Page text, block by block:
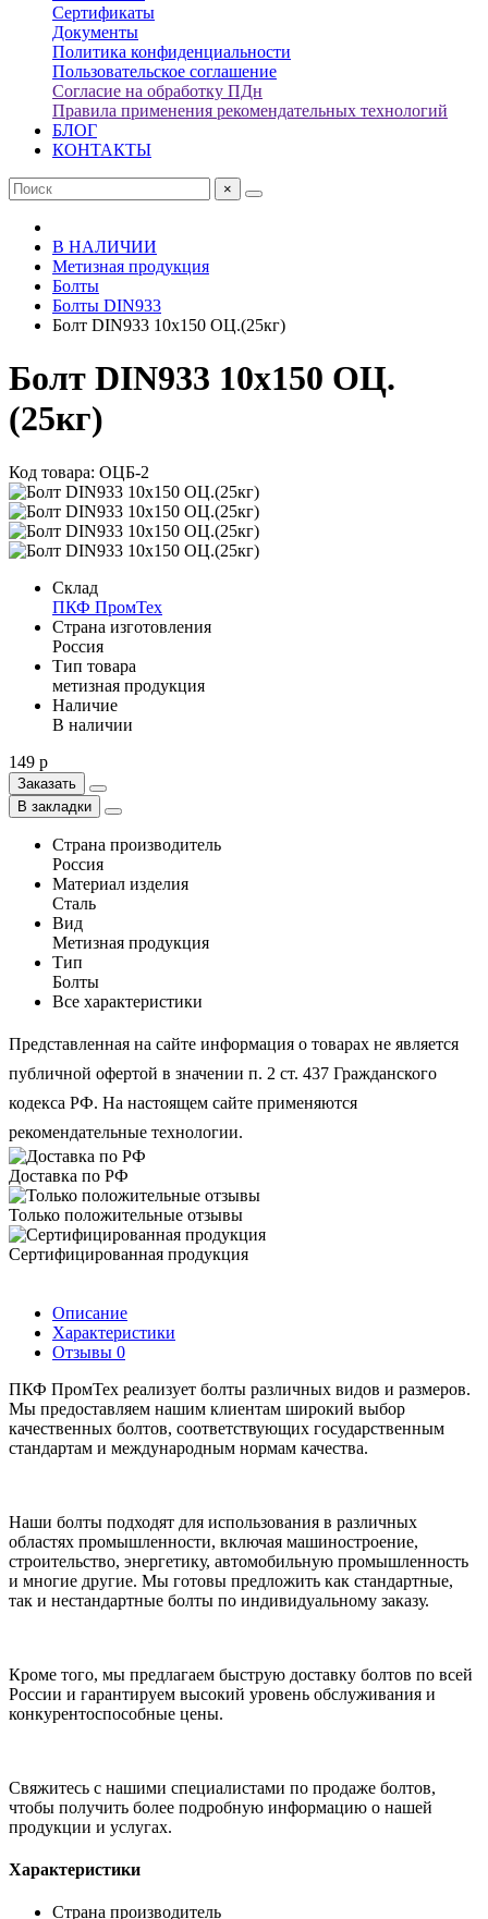
Сертификаты
Документы
Политика конфиденциальности
Пользовательское соглашение
Согласие на обработку ПДн
Правила применения рекомендательных технологий
БЛОГ
КОНТАКТЫ
×
В НАЛИЧИИ
Метизная продукция
Болты
Болты DIN933
Болт DIN933 10х150 ОЦ.(25кг)
Болт DIN933 10х150 ОЦ.
(25кг)
Код товара: ОЦБ-2
Склад
ПКФ ПромТех
Страна изготовления
Россия
Тип товара
метизная продукция
Наличие
В наличии
149 р
Заказать
В закладки
Страна производитель
Россия
Материал изделия
Сталь
Вид
Метизная продукция
Тип
Болты
Все характеристики
Представленная на сайте информация о товарах не является
публичной офертой в значении п. 2 ст. 437 Гражданского
кодекса РФ. На настоящем сайте применяются
рекомендательные технологии.
Доставка по РФ
Только положительные отзывы
Сертифицированная продукция
Описание
Характеристики
Отзывы 0
ПКФ ПромТех реализует болты различных видов и размеров.
Мы предоставляем нашим клиентам широкий выбор
качественных болтов, соответствующих государственным
стандартам и международным нормам качества.
Наши болты подходят для использования в различных
областях промышленности, включая машиностроение,
строительство, энергетику, автомобильную промышленность
и многие другие. Мы готовы предложить как стандартные,
так и нестандартные болты по индивидуальному заказу.
Кроме того, мы предлагаем быструю доставку болтов по всей
России и гарантируем высокий уровень обслуживания и
конкурентоспособные цены.
Свяжитесь с нашими специалистами по продаже болтов,
чтобы получить более подробную информацию о нашей
продукции и услугах.
Характеристики
Страна производитель